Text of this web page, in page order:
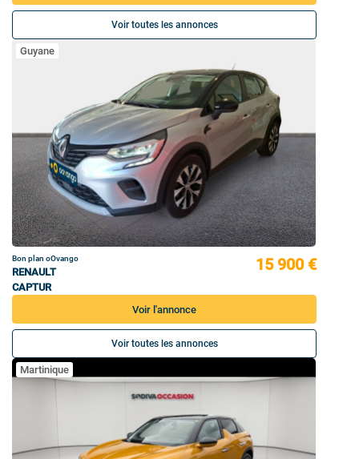
Voir toutes les annonces
Guyane
Bon plan oOvango
RENAULT
CAPTUR
15 900 €
Voir l'annonce
Voir toutes les annonces
Martinique